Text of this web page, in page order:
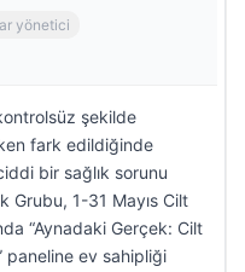
yönetici
şekilde
fark edildiğinde
bir sağlık sorunu
Grubu, 1-31 Mayıs Cilt
“Aynadaki Gerçek: Cilt
paneline ev sahipliği